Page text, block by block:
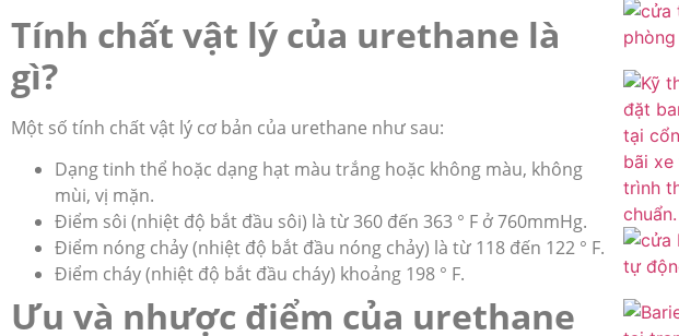
Tính chất vật lý của urethane là
gì?
Một số tính chất vật lý cơ bản của urethane như sau:
Dạng tinh thể hoặc dạng hạt màu trắng hoặc không màu, không
mùi, vị mặn.
Điểm sôi (nhiệt độ bắt đầu sôi) là từ 360 đến 363 ° F ở 760mmHg.
Điểm nóng chảy (nhiệt độ bắt đầu nóng chảy) là từ 118 đến 122 ° F.
Điểm cháy (nhiệt độ bắt đầu cháy) khoảng 198 ° F.
Ưu và nhược điểm của urethane